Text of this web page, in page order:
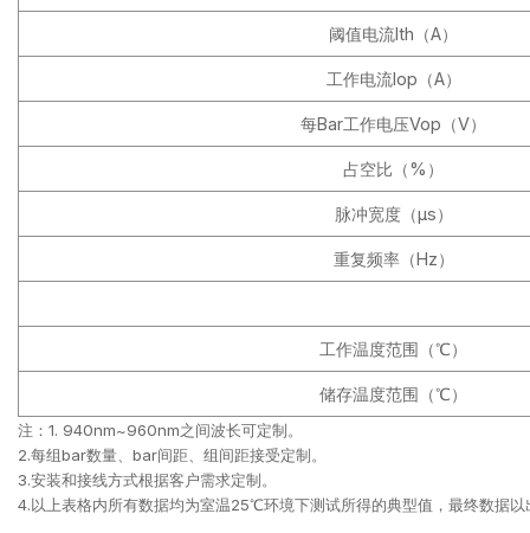
阈值电流Ith（A）
工作电流Iop（A）
每Bar工作电压Vop（V）
占空比（%）
脉冲宽度（μs）
重复频率（Hz）
工作温度范围（℃）
储存温度范围（℃）
注：1. 940nm~960nm之间波长可定制。
2.每组bar数量、bar间距、组间距接受定制。
3.安装和接线方式根据客户需求定制。
4.以上表格内所有数据均为室温25℃环境下测试所得的典型值，最终数据以